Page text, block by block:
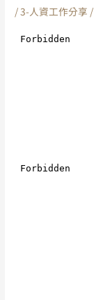
/3-人資工作分享